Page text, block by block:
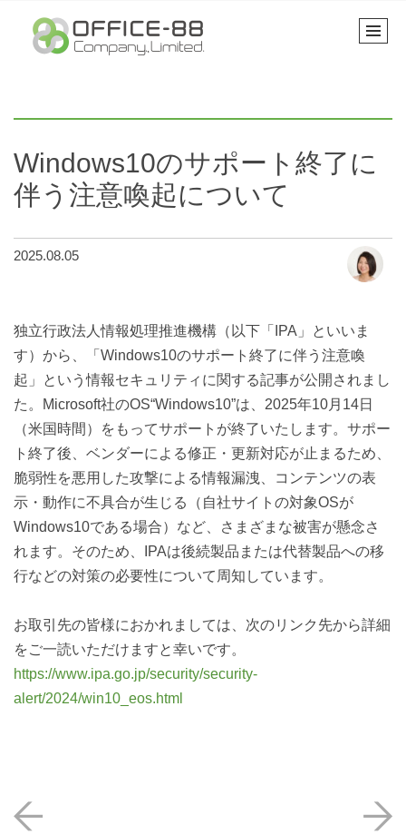
Windows10のサポート終了に
伴う注意喚起について
2025.08.05
独立行政法人情報処理推進機構（以下「IPA」といいま
す）から、「Windows10のサポート終了に伴う注意喚
起」という情報セキュリティに関する記事が公開されまし
た。Microsoft社のOS“Windows10”は、2025年10月14日
（米国時間）をもってサポートが終了いたします。サポー
ト終了後、ベンダーによる修正・更新対応が止まるため、
脆弱性を悪用した攻撃による情報漏洩、コンテンツの表
示・動作に不具合が生じる（自社サイトの対象OSが
Windows10である場合）など、さまざまな被害が懸念さ
れます。そのため、IPAは後続製品または代替製品への移
行などの対策の必要性について周知しています。
お取引先の皆様におかれましては、次のリンク先から詳細
をご一読いただけますと幸いです。
https://www.ipa.go.jp/security/security-
alert/2024/win10_eos.html